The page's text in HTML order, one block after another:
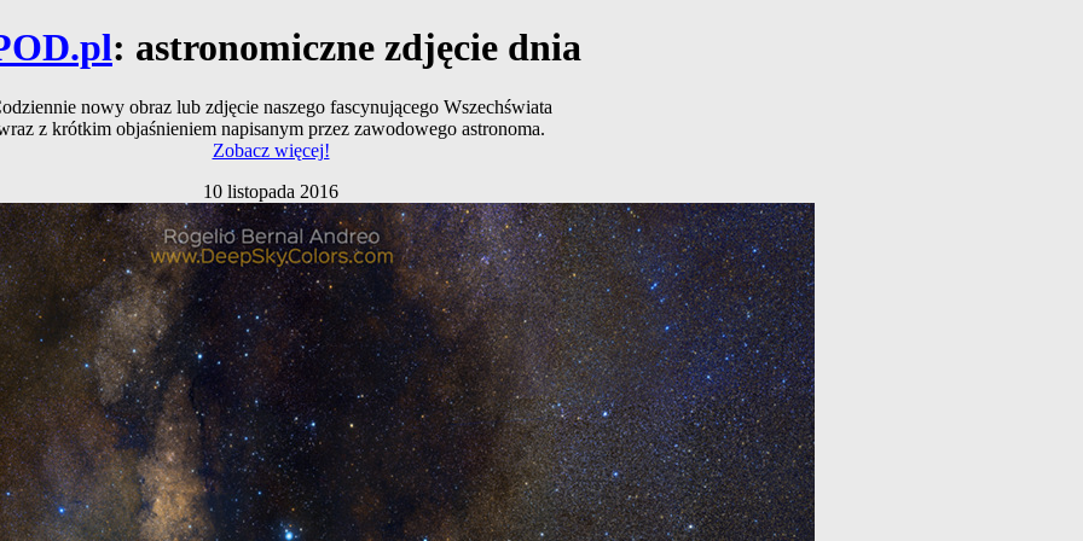
: astronomiczne zdjęcie dnia
nowy obraz lub zdjęcie naszego fascynującego Wszechświata
z krótkim objaśnieniem napisanym przez zawodowego astronoma.
Zobacz więcej!
10 listopada 2016